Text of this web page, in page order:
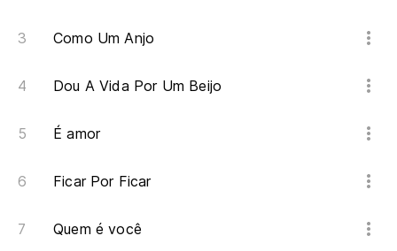
Como Um Anjo
Dou A Vida Por Um Beijo
É amor
Ficar Por Ficar
Quem é você